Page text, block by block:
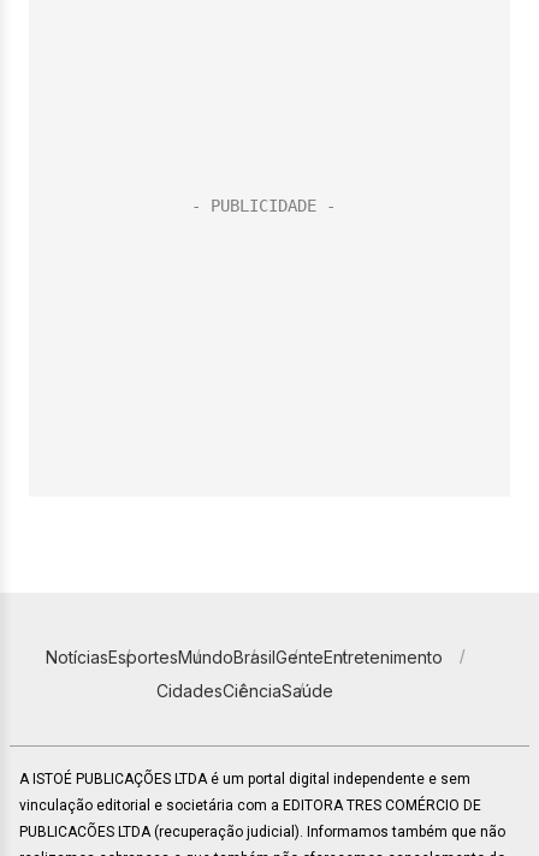
NotíciasEsportesMundoBrasilGenteEntretenimento
CidadesCiênciaSaúde
A ISTOÉ PUBLICAÇÕES LTDA é um portal digital independente e sem
vinculação editorial e societária com a EDITORA TRES COMÉRCIO DE
PUBLICACÕES LTDA (recuperação judicial). Informamos também que não